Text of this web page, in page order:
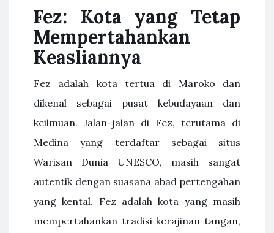
Fez: Kota yang Tetap
Mempertahankan
Keasliannya
Fez adalah kota tertua di Maroko dan
dikenal sebagai pusat kebudayaan dan
keilmuan. Jalan-jalan di Fez, terutama di
Medina yang terdaftar sebagai situs
Warisan Dunia UNESCO, masih sangat
autentik dengan suasana abad pertengahan
yang kental. Fez adalah kota yang masih
mempertahankan tradisi kerajinan tangan,